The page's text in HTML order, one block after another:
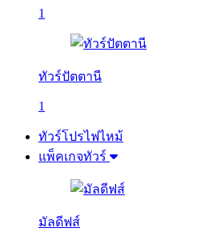
1
ทัวร์ปัตตานี
1
ทัวร์โปรไฟไหม้
แพ็คเกจทัวร์
มัลดีฟส์